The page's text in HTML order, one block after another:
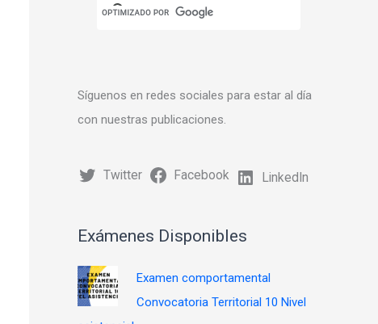
Síguenos en redes sociales para estar al día
con nuestras publicaciones.
Twitter Facebook LinkedIn
Exámenes Disponibles
Examen comportamental
Convocatoria Territorial 10 Nivel